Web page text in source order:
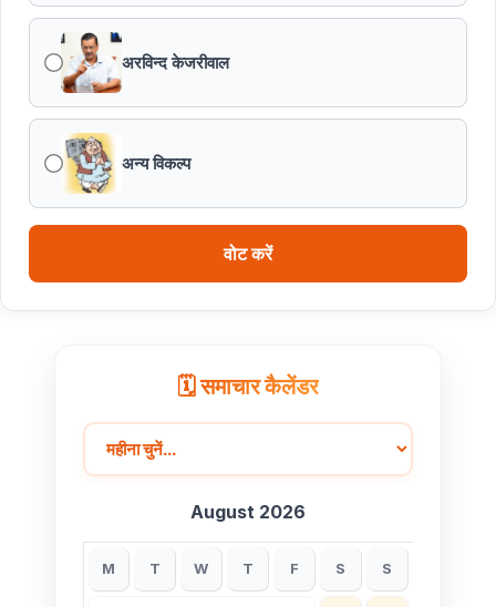
अरविन्द केजरीवाल
अन्य विकल्प
वोट करें
🗓️ समाचार कैलेंडर
August 2026
M T W T F S S